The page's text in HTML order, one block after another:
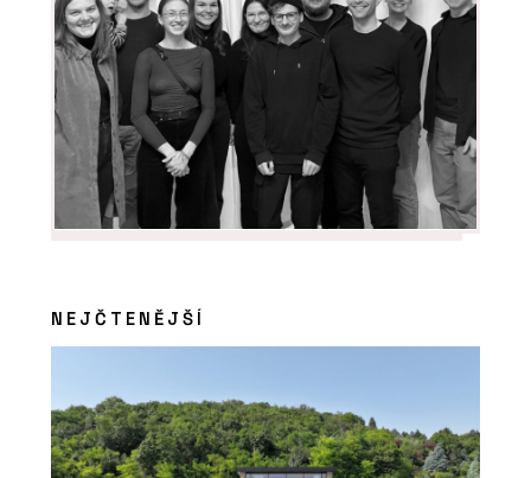
PRODUKTY
Okna Schüco AWS
WoodDesign
NEJČTENĚJŠÍ